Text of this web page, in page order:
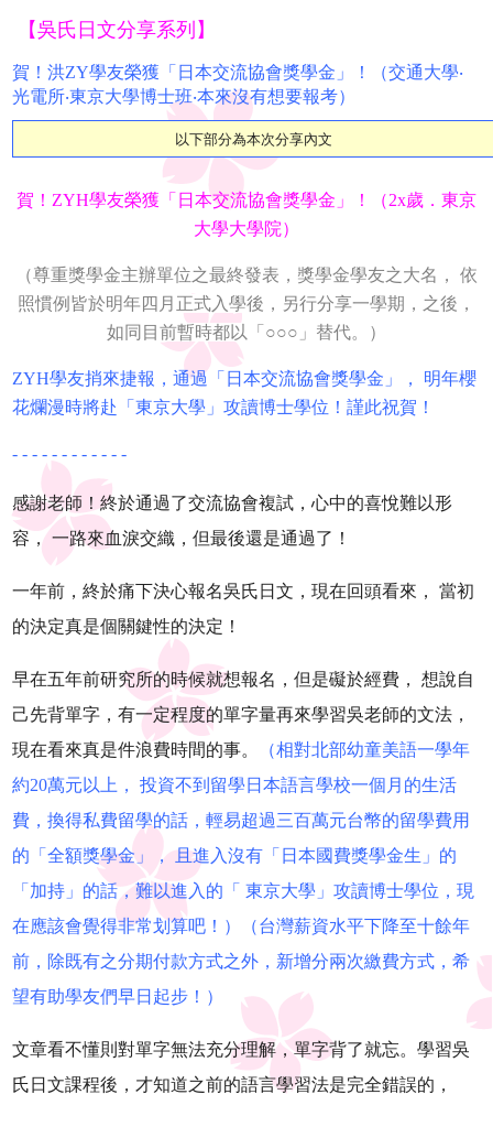
【吳氏日文分享系列】
賀！洪ZY學友榮獲「日本交流協會獎學金」！（交通大學‧
光電所‧東京大學博士班‧本來沒有想要報考）
以下部分為本次分享內文
賀！ZYH學友榮獲「日本交流協會獎學金」！（2x歲．東京
大學大學院）
（尊重獎學金主辦單位之最終發表，獎學金學友之大名， 依
照慣例皆於明年四月正式入學後，另行分享一學期，之後，
如同目前暫時都以
「○○○」替代。）
ZYH學友捎來捷報，通過「日本交流協會獎學金」， 明年櫻
花爛漫時將赴「東京大學」攻讀博士學位！謹此祝賀！
- - - - - - - - - - - -
感謝老師！終於通過了交流協會複試，心中的喜悅難以形
容， 一路來血淚交織，但最後還是通過了！
一年前，終於痛下決心報名吳氏日文，現在回頭看來， 當初
的決定真是個關鍵性的決定！
早在五年前研究所的時候就想報名，但是礙於經費， 想說自
己先背單字，有一定程度的單字量再來學習吳老師的文法，
現在看來真是件浪費時間的事。
（相對北部幼童美語一學年
約20萬元以上， 投資不到留學日本語言學校一個月的生活
費，換得私費留學的話，輕易超過三百萬元台幣的留學費用
的「全額獎學金」， 且進入沒有「日本國費獎學金生」的
「加持」的話，難以進入的「 東京大學」攻讀博士學位，現
在應該會覺得非常划算吧！）（台灣薪資水平下降至十餘年
前，除既有之分期付款方式之外，新增分兩次繳費方式，希
望有助學友們早日起步！）
文章看不懂則對單字無法充分理解，單字背了就忘。學習吳
氏日文課程後，才知道之前的語言學習法是完全錯誤的，